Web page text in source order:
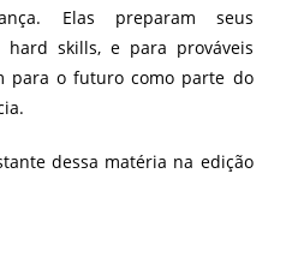
Elas preparam seus
skills, e para prováveis
para o futuro como parte do
dessa matéria na edição